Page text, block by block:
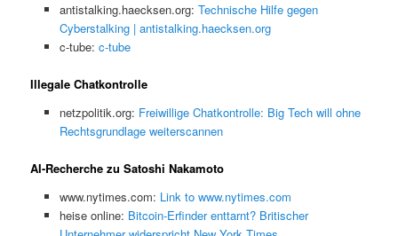
antistalking.haecksen.org: Technische Hilfe gegen
Cyberstalking | antistalking.haecksen.org
c-tube: c-tube
Illegale Chatkontrolle
netzpolitik.org: Freiwillige Chatkontrolle: Big Tech will ohne
Rechtsgrundlage weiterscannen
AI-Recherche zu Satoshi Nakamoto
www.nytimes.com: Link to www.nytimes.com
heise online: Bitcoin-Erfinder enttarnt? Britischer